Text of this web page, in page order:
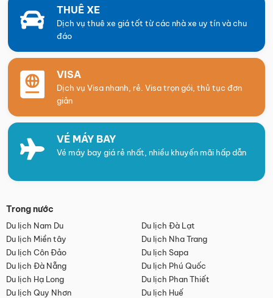
THUÊ XE
Dịch vụ thuê xe giá tốt từ các nhà xe uy tín và chu
đáo
VISA
Dịch vụ Visa nhanh, rẻ. Visa trọn gói, thủ tục đơn
giản
VÉ MÁY BAY
Vé máy bay giá rẻ nhất, nhiều khuyến mãi hấp dẫn
Trong nước
Du lịch Nam Du
Du lịch Đà Lạt
Du lịch Miền tây
Du lịch Nha Trang
Du lịch Côn Đảo
Du lịch Sapa
Du lịch Đà Nẵng
Du lịch Phú Quốc
Du lịch Hạ Long
Du lịch Phan Thiết
Du lịch Quy Nhơn
Du lịch Huế